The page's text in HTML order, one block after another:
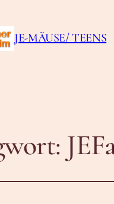
JE-MÄUSE/ TEENS